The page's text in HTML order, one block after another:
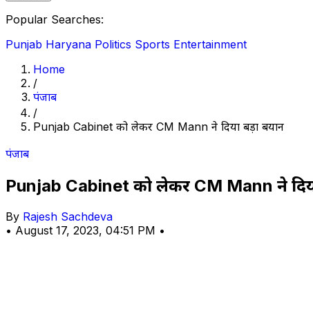
Popular Searches:
Punjab Haryana Politics Sports Entertainment
Home
/
पंजाब
/
Punjab Cabinet को लेकर CM Mann ने दिया बड़ा बयान
पंजाब
Punjab Cabinet को लेकर CM Mann ने
By Rajesh Sachdeva
• August 17, 2023, 04:51 PM •